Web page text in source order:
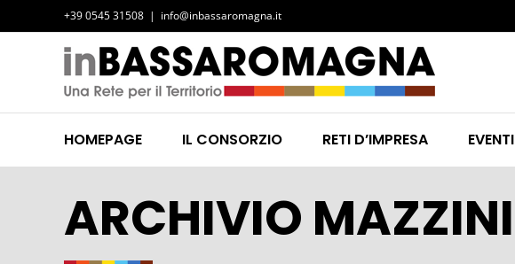
al
contenuto
+39 0545 31508 | info@inbassaromagna.it
HOMEPAGE IL CONSORZIO RETI D’IMPRESA EVENTI
ARCHIVIO MAZZINI